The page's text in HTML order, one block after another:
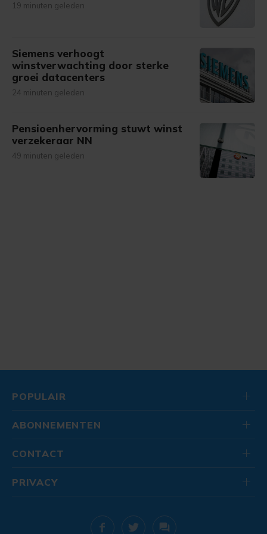
19 minuten geleden
Siemens verhoogt
winstverwachting door sterke
groei datacenters
24 minuten geleden
Pensioenhervorming stuwt winst
verzekeraar NN
49 minuten geleden
POPULAIR
ABONNEMENTEN
CONTACT
PRIVACY